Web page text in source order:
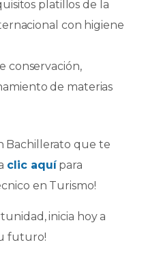
platillos de la
con higiene
conservación,
de materias
Bachillerato que te
clic aquípara
en Turismo!
inicia hoy a
futuro!